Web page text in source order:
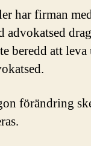
har firman
advokatsed
beredd att
förändring